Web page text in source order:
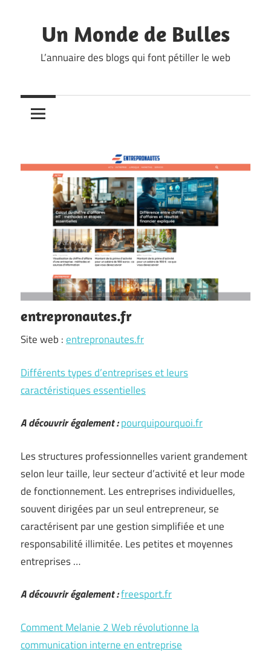
contentUn Monde de Bulles
L’annuaire des blogs qui font pétiller le web
entrepronautes.fr
Site web :entrepronautes.fr
Différents types d’entreprises et leurs
caractéristiques essentielles
A découvrir également :pourquipourquoi.fr
Les structures professionnelles varient grandement
selon leur taille, leur secteur d’activité et leur mode
de fonctionnement. Les entreprises individuelles,
souvent dirigées par un seul entrepreneur, se
caractérisent par une gestion simplifiée et une
responsabilité illimitée. Les petites et moyennes
entreprises …
A découvrir également :freesport.fr
Comment Melanie 2 Web révolutionne la
communication interne en entreprise